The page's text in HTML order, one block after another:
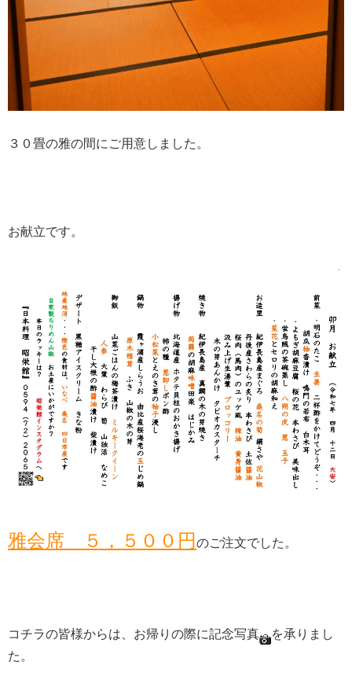
３０畳の雅の間にご用意しました。
お献立です。
雅会席 ５，５００円 のご注文でした。
コチラの皆様からは、お帰りの際に記念写真
を承りまし
た。